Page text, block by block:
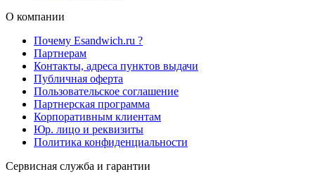
О компании
Почему Esandwich.ru ?
Партнерам
Контакты, адреса пунктов выдачи
Публичная оферта
Пользовательское соглашение
Партнерская программа
Корпоративным клиентам
Юр. лицо и реквизиты
Политика конфиденциальности
Сервисная служба и гарантии